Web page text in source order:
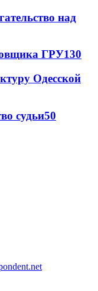
над
ГРУ130
Одесской
судьи50